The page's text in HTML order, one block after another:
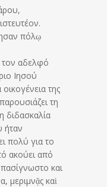
πόλῳ
τον αδελφό
Ιησού
της
τη
διδασκαλία
ήταν
πολύ για το
ακούει από
και
μεριμνᾷς καὶ